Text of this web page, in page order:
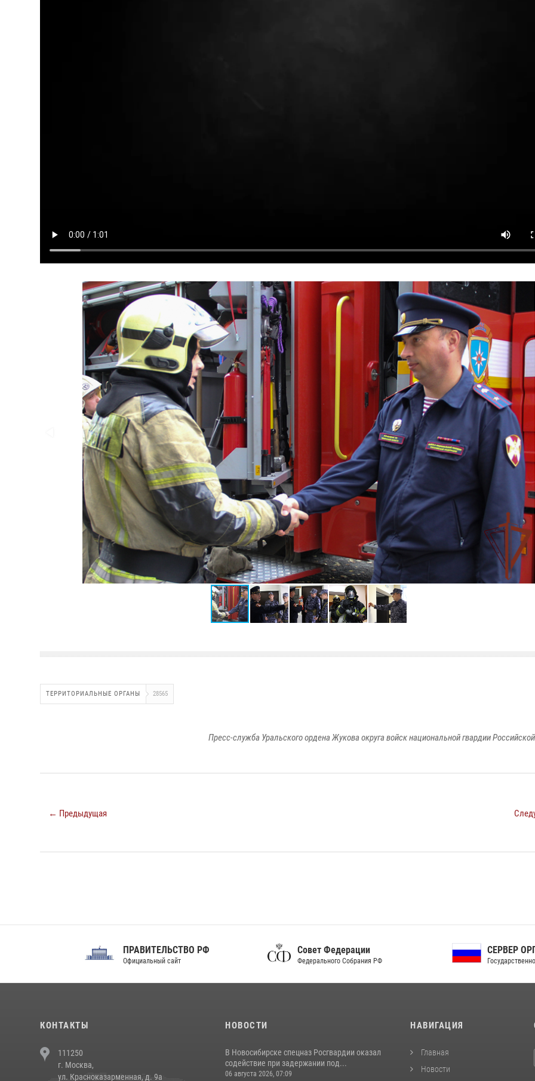
ТЕРРИТОРИАЛЬНЫЕ ОРГАНЫ 28565
Пресс-служба Уральского ордена Жукова округа войск национальной гвардии
← Предыдущая
ПРАВИТЕЛЬСТВО РФ
Официальный сайт
Совет Федерации
Федерального Собрания РФ
СЕРВЕР ОРГАНОВ
Государственной власти РФ
КОНТАКТЫ
111250
г. Москва,
ул. Красноказарменная, д. 9а
НОВОСТИ
В Новосибирске спецназ Росгвардии оказал
содействие при задержании под...
06 августа 2026, 07:09
НАВИГАЦИЯ
Главная
Новости